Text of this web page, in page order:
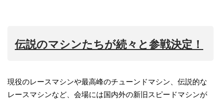
伝説のマシンたちが続々と参戦決定！
現役のレースマシンや最高峰のチューンドマシン、伝説的な
レースマシンなど、会場には国内外の新旧スピードマシンが